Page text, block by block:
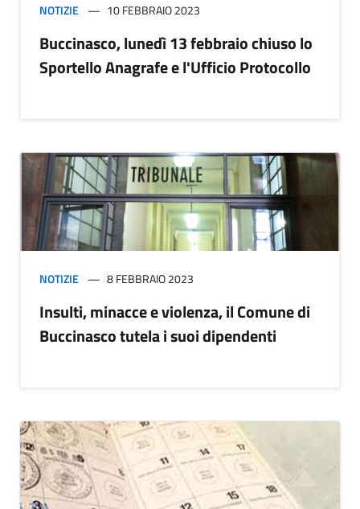
NOTIZIE 10 FEBBRAIO 2023
Buccinasco, lunedì 13 febbraio chiuso lo
Sportello Anagrafe e l'Ufficio Protocollo
NOTIZIE 8 FEBBRAIO 2023
Insulti, minacce e violenza, il Comune di
Buccinasco tutela i suoi dipendenti